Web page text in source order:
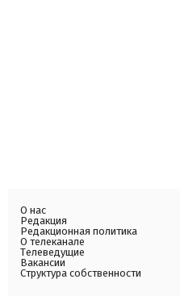
О нас
Редакция
Редакционная политика
О телеканале
Телеведущие
Вакансии
Структура собственности